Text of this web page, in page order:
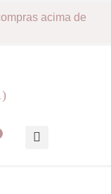
acima de